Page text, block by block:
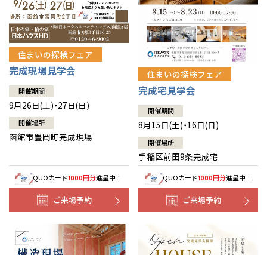
住まいの探検フェア
完成現場見学会
開催期間
9月26日(土)・27日(日)
開催場所
函館市豊岡町完成現場
QUOカード1000円分進呈中！
ご来場予約
住まいの探検フェア
完成宅見学会
開催期間
8月15日(土)・16日(日)
開催場所
手稲区前田9条完成宅
QUOカード1000円分進呈中！
ご来場予約